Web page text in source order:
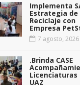
Implementa
Estrategia de
Reciclaje con
Empresa
7 agosto, 2026
.Brinda CASE
Licenciaturas
UAZ